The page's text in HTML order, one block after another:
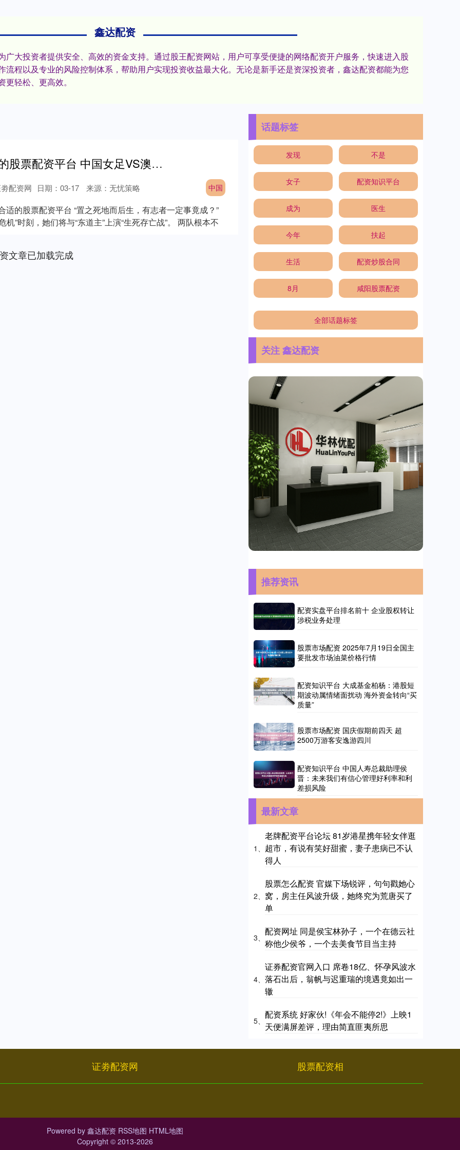
鑫达配资
大投资者提供安全、高效的资金支持。通过股王配资网站，用户可享受便捷的网络配资开户服务，快速进入股
程以及专业的风险控制体系，帮助用户实现投资收益最大化。无论是新手还是资深投资者，鑫达配资都能为您
轻松、更高效。
如何选择合适的股票配资平台 中国女足VS澳大利亚队将创奇迹，亚足联给出3大理由
中国
日期：03-17 来源：无忧策略
配资网
适的股票配资平台 “置之死地而后生，有志者一定事竟成？”
机”时刻，她们将与“东道主”上演“生死存亡战”。 两队根本不
文章已加载完成
话题标签
发现 不是
女子 配资知识平台
成为 医生
今年 扶起
生活 配资炒股合同
8月 咸阳股票配资
全部话题标签
关注 鑫达配资
推荐资讯
配资实盘平台排名前十 企业股权转让
涉税业务处理
股票市场配资 2025年7月19日全国主
要批发市场油菜价格行情
配资知识平台 大成基金柏杨：港股短
期波动属情绪面扰动 海外资金转向“买
质量”
股票市场配资 国庆假期前四天 超
2500万游客安逸游四川
配资知识平台 中国人寿总裁助理侯
晋：未来我们有信心管理好利率和利
差损风险
最新文章
1、
老牌配资平台论坛 81岁港星携年轻女伴逛
超市，有说有笑好甜蜜，妻子患病已不认
得人
2、
股票怎么配资 官媒下场锐评，句句戳她心
窝，房主任风波升级，她终究为荒唐买了
单
3、
配资网址 同是侯宝林孙子，一个在德云社
称他少侯爷，一个去美食节目当主持
4、
证券配资官网入口 席卷18亿、怀孕风波水
落石出后，翁帆与迟重瑞的境遇竟如出一
辙
5、
配资系统 好家伙!《年会不能停2!》上映1
天便满屏差评，理由简直匪夷所思
证劵配资网 股票配资相
Powered by 鑫达配资 RSS地图 HTML地图
Copyright © 2013-2026